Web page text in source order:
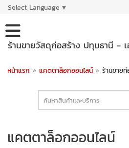
Select Language ▼
ร้านขายวัสดุก่อสร้าง ปทุมธานี -
หน้าแรก » แคตตาล็อกออนไลน์ » ร้านขาย
แคตตาล็อกออนไลน์